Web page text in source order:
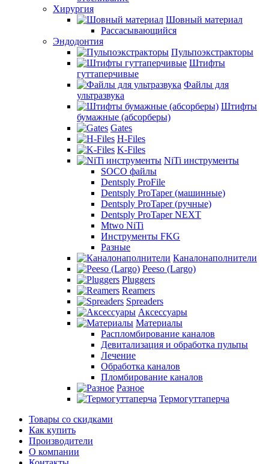
Хирургия
Шовный материал
Рассасывающийся
Эндодонтия
Пульпоэкстракторы
Штифты
гуттаперчивые
Файлы для
ультразвука
Штифты
бумажные (абсорберы)
Gates
H-Files
K-Files
NiTi инструменты
SOCO файлы
Dentsply ProFile
Dentsply ProTaper (машинные)
Dentsply ProTaper (ручные)
Dentsply ProTaper NEXT
Mtwo NiTi
Инструменты FKG
Разные
Каналонаполнители
Peeso (Largo)
Pluggers
Reamers
Spreaders
Аксессуары
Материалы
Распломбирование каналов
Девитализация и обработка пульпы
Лечение
Обработка каналов
Пломбирование каналов
Разное
Термогуттаперча
Товары со скидками
Как купить
Производители
О компании